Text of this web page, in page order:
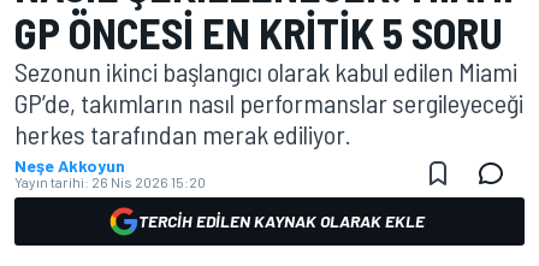
GP ÖNCESI EN KRITIK 5 SORU
Sezonun ikinci başlangıcı olarak kabul edilen Miami
GP’de, takımların nasıl performanslar sergileyeceği
herkes tarafından merak ediliyor.
Neşe Akkoyun
Yayın tarihi: 26 Nis 2026 15:20
TERCIH EDILEN KAYNAK OLARAK EKLE